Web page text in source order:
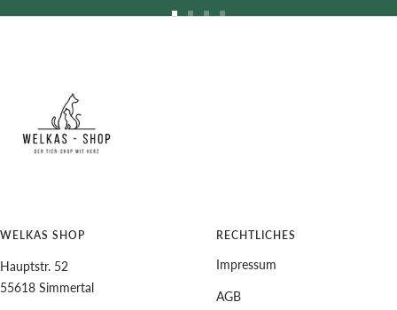
WELKAS SHOP
Hauptstr. 52
55618 Simmertal
RECHTLICHES
Impressum
AGB